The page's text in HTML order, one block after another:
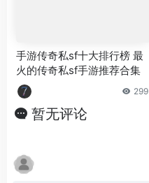
手游传奇私sf十大排行榜 最
火的传奇私sf手游推荐合集
299
暂无评论